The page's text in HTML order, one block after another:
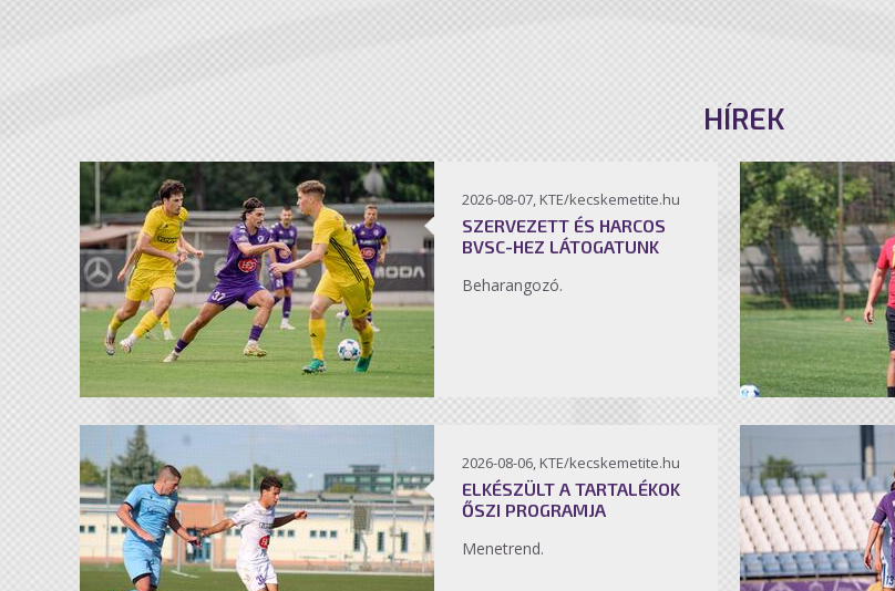
HÍREK
2026-08-07, KTE/kecskemetite.hu
SZERVEZETT ÉS HARCOS
BVSC-HEZ LÁTOGATUNK
Beharangozó.
2026-08-06, KTE/kecskemetite.hu
ELKÉSZÜLT A TARTALÉKOK
ŐSZI PROGRAMJA
Menetrend.